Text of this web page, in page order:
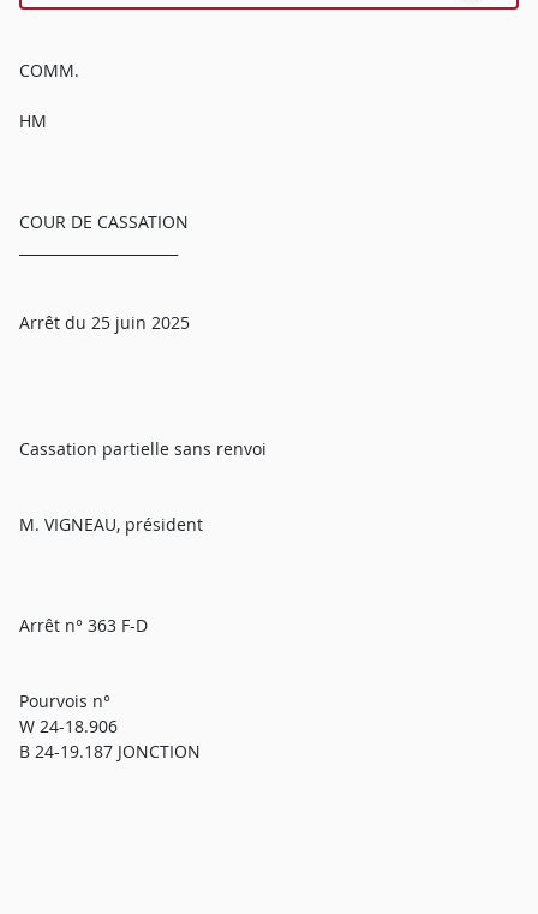
COMM.
HM
COUR DE CASSATION
Arrêt du 25 juin 2025
Cassation partielle sans renvoi
M. VIGNEAU, président
Arrêt n° 363 F-D
Pourvois n°
W 24-18.906
B 24-19.187 JONCTION